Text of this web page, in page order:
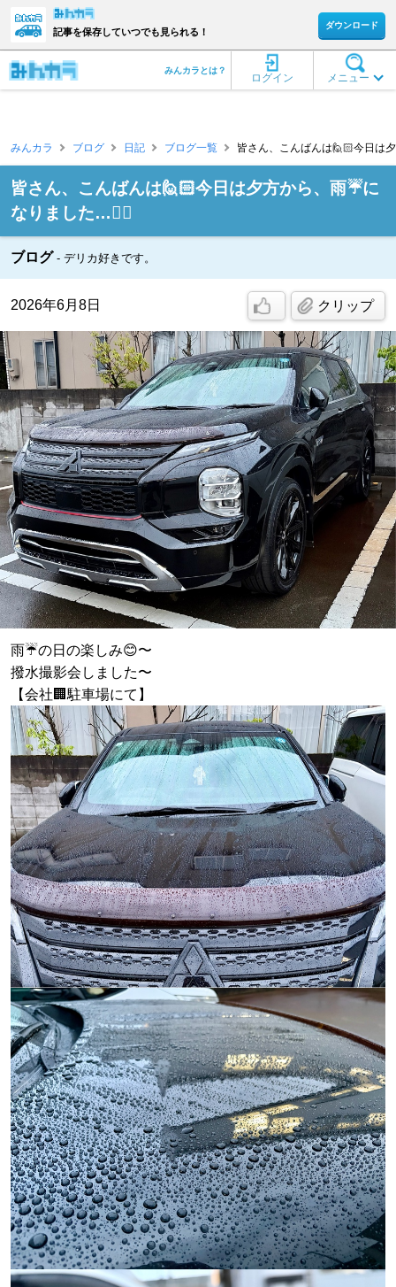
記事を保存していつでも見られる！
ダウンロード
メニュー
ログイン
みんカラとは？
みんカラ ブログ 日記 ブログ一覧 皆さん、こんばんは🙋🏻今日は
皆さん、こんばんは🙋🏻今日は夕方から、雨☔️に
なりました…😮‍💨
ブログ デリカ好きです。
2026年6月8日 クリップ
雨☔の日の楽しみ😊〜
撥水撮影会しました〜
【会社🏢駐車場にて】